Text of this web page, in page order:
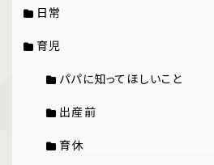
日常
育児
パパに知ってほしいこと
出産前
育休